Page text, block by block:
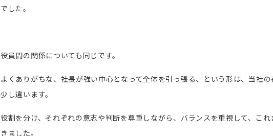
でした。
役員間の関係についても同じです。
よくありがちな、社長が強い中心となって全体を引っ張る、という形は、当社
少し違います。
役割を分け、それぞれの意志や判断を尊重しながら、バランスを重視して、これ
きました。